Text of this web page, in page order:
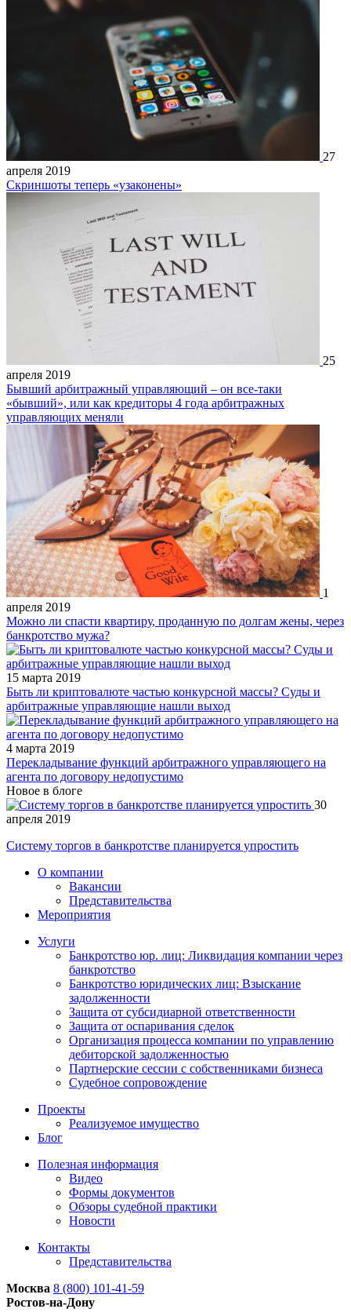
27
апреля 2019
Скриншоты теперь «узаконены»
25
апреля 2019
Бывший арбитражный управляющий – он все-таки
«бывший», или как кредиторы 4 года арбитражных
управляющих меняли
1
апреля 2019
Можно ли спасти квартиру, проданную по долгам жены, через
банкротство мужа?
15 марта 2019
Быть ли криптовалюте частью конкурсной массы? Суды и
арбитражные управляющие нашли выход
4 марта 2019
Перекладывание функций арбитражного управляющего на
агента по договору недопустимо
Новое в блоге
30
апреля 2019
Систему торгов в банкротстве планируется упростить
О компании
Вакансии
Представительства
Мероприятия
Услуги
Банкротство юр. лиц: Ликвидация компании через
банкротство
Банкротство юридических лиц: Взыскание
задолженности
Защита от субсидиарной ответственности
Защита от оспаривания сделок
Организация процесса компании по управлению
дебиторской задолженностью
Партнерские сессии с собственниками бизнеса
Судебное сопровождение
Проекты
Реализуемое имущество
Блог
Полезная информация
Видео
Формы документов
Обзоры судебной практики
Новости
Контакты
Представительства
Москва 8 (800) 101-41-59
Ростов-на-Дону